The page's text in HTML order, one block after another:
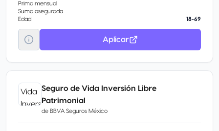
Prima mensual
Suma asegurada
Edad
18-69
Aplicar
Seguro de Vida Inversión Libre
Patrimonial
de BBVA Seguros México